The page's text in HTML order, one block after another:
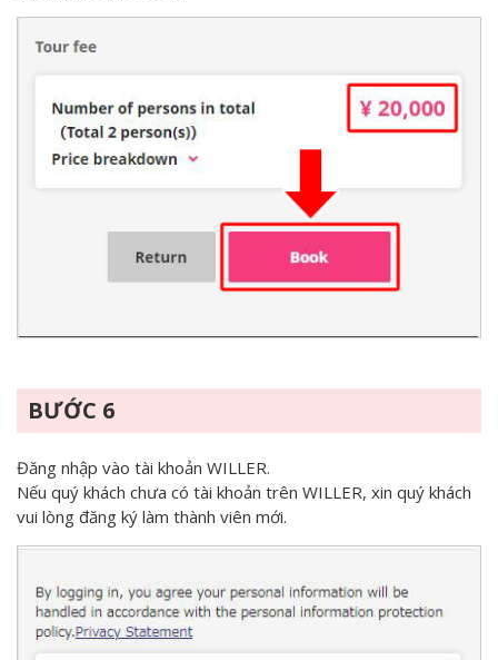
BƯỚC 6
Đăng nhập vào tài khoản WILLER.
Nếu quý khách chưa có tài khoản trên WILLER, xin quý khách
vui lòng đăng ký làm thành viên mới.